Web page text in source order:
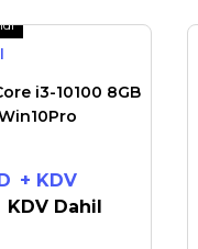
i3-10100 8GB
+ KDV
KDV Dahil